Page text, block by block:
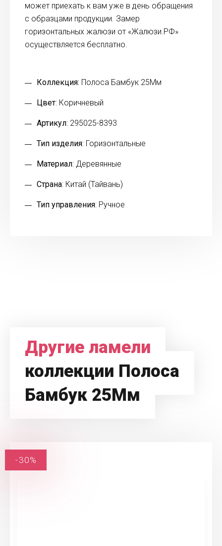
может приехать к вам уже в день обращения
с образцами продукции. Замер
горизонтальных жалюзи от «Жалюзи.РФ»
осуществляется бесплатно.
Коллекция: Полоса Бамбук 25Мм
Цвет: Коричневый
Артикул: 295025-8393
Тип изделия: Горизонтальные
Материал: Деревянные
Страна: Китай (Тайвань)
Тип управления: Ручное
Другие ламели
коллекции Полоса
Бамбук 25Мм
-30%